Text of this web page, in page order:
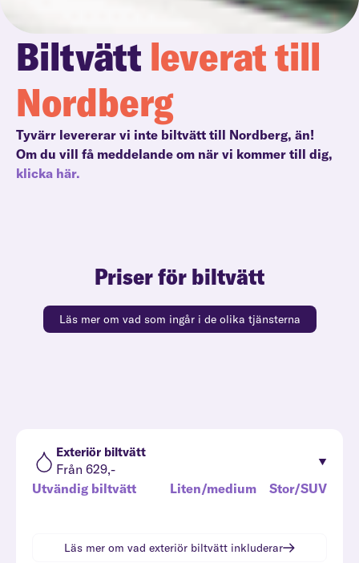
Biltvätt leverat till
Nordberg
Tyvärr levererar vi inte biltvätt till Nordberg, än!
Om du vill få meddelande om när vi kommer till dig,
klicka här.
Priser för biltvätt
Läs mer om vad som ingår i de olika tjänsterna
Exteriör biltvätt
Från 629,-
Utvändig biltvätt
Liten/medium Stor/SUV
Läs mer om vad exteriör biltvätt inkluderar